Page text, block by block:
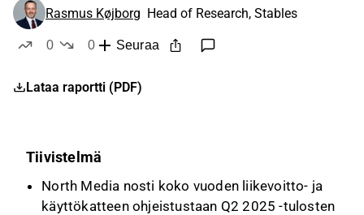
Rasmus Køjborg Head of Research, Stables
0
0
Seuraa
Lataa raportti (PDF)
Tiivistelmä
North Media nosti koko vuoden liikevoitto- ja
käyttökatteen ohjeistustaan Q2 2025 -tulosten